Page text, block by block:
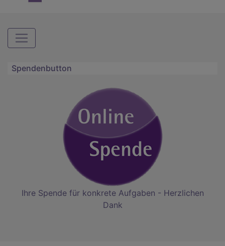
Hauptnavigation
Spendenbutton
Ihre Spende für konkrete Aufgaben - Herzlichen
Dank